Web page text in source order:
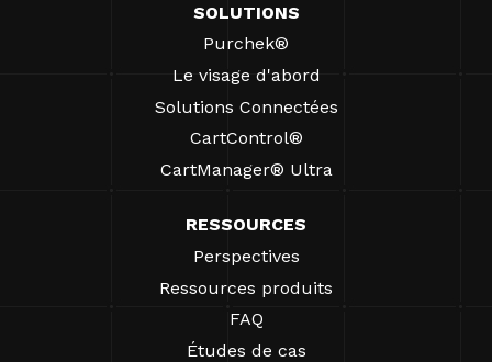
SOLUTIONS
Purchek®
Le visage d'abord
Solutions Connectées
CartControl®
CartManager® Ultra
RESSOURCES
Perspectives
Ressources produits
FAQ
Études de cas